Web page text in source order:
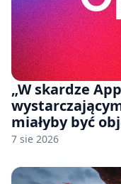
„W skardze
miałyby być
handlowej”.
7 sie 2026